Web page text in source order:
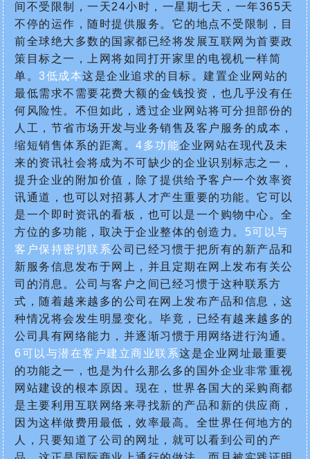
间不受限制，一天24小时，一星期七天，一年365天
不停的运作，随时提供服务。它的地点不受限制，目
前全球绝大多数的国家都已经将发展互联网为首要政
策目标之一，上网将如同打开家里的电视机一样简
单。 3低成本这是企业追求的目标。建置企业网站的
最低需求不需要花费大额的金钱投资，也几乎没有任
何风险性。不但如此，透过企业网站将可分担部份的
人工，节省市场开发与业务销售及客户服务的成本，
缩短销售体系的距离。 4多功能企业网站在现代及未
来的资讯社会将成为不可缺少的企业识别标志之一，
提升企业的附加价值，除了提供给予客户一个效率资
讯通道，也可以对招募人才产生重要的功能。它可以
是一个即时资讯的看板，也可以是一个购物中心。全
方位的多功能，取决于企业整体的创造力。 5可以与
客户保持密切联系公司已经习惯于把所有的新产品和
新服务信息发布于网上，并且定期在网上发布有关公
司的消息。公司与客户之间已经习惯于这种联系方
式，随着越来越多的公司在网上发布产品和信息，这
种情况将会发生明显变化。毕竟，已经有越来越多的
公司具有网络能力，并逐渐习惯于用网络进行沟通。
6可以与潜在客户建立商业联系这是企业网址最重要
的功能之一，也是为什么那么多的国外企业非常重视
网站建设的根本原因。现在，世界各国大的采购商都
是主要利用互联网络来寻找新的产品和新的供应商，
因为这样做费用最低，效率最高。全世界任何地方的
人，只要知道了公司的网址，就可以看到公司的产